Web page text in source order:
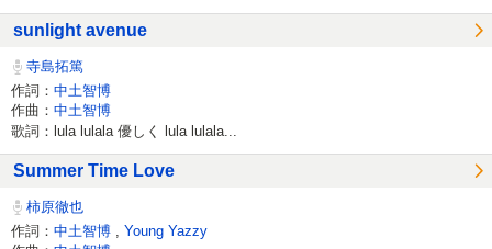
sunlight avenue
寺島拓篤
作詞： 中土智博
作曲： 中土智博
歌詞：lula lulala 優しく lula lulala...
Summer Time Love
柿原徹也
作詞： 中土智博
Young Yazzy